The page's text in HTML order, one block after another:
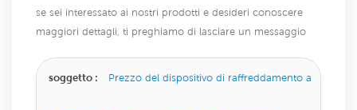
se sei interessato ai nostri prodotti e desideri conoscere
maggiori dettagli, ti preghiamo di lasciare un messaggio
soggetto : Prezzo del dispositivo di raffreddamento a